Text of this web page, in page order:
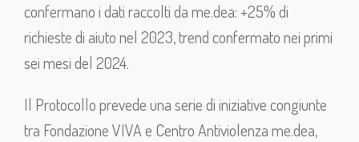
confermano i dati raccolti da me.dea: +25% di
richieste di aiuto nel 2023, trend confermato nei primi
sei mesi del 2024.
Il Protocollo prevede una serie di iniziative congiunte
tra Fondazione VIVA e Centro Antiviolenza me.dea,